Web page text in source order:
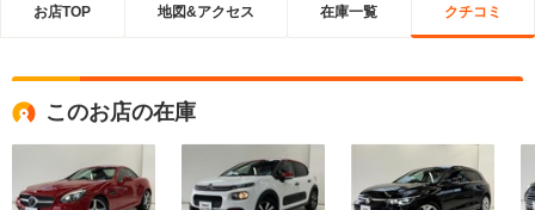
お店TOP 地図&アクセス 在庫一覧 クチコミ
このお店の在庫